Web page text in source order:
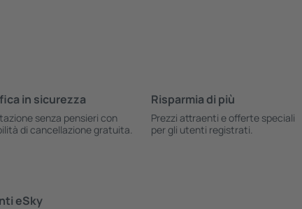
in sicurezza
senza pensieri con
di cancellazione gratuita.
Risparmia di più
Prezzi attraenti e offerte speciali
per gli utenti registrati.
eSky